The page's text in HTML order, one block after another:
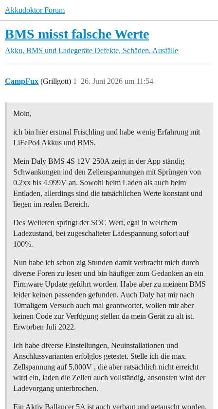
Akkudoktor Forum
BMS misst falsche Werte
Akku, BMS und Ladegeräte Defekte, Schäden, Ausfälle
CampFux (Grillgott) 26. Juni 2026 um 11:54
1
Moin,
ich bin hier erstmal Frischling und habe wenig Erfahrung mit
LiFePo4 Akkus und BMS.
Mein Daly BMS 4S 12V 250A zeigt in der App ständig
Schwankungen ind den Zellenspannungen mit Sprüngen von
0.2xx bis 4.999V an. Sowohl beim Laden als auch beim
Entladen, allerdings sind die tatsächlichen Werte konstant und
liegen im realen Bereich.
Des Weiteren springt der SOC Wert, egal in welchem
Ladezustand, bei zugeschalteter Ladespannung sofort auf
100%.
Nun habe ich schon zig Stunden damit verbracht mich durch
diverse Foren zu lesen und bin häufiger zum Gedanken an ein
Firmware Update geführt worden. Habe aber zu meinem BMS
leider keinen passenden gefunden. Auch Daly hat mir nach
10maligem Versuch auch mal geantwortet, wollen mir aber
keinen Code zur Verfügung stellen da mein Gerät zu alt ist.
Erworben Juli 2022.
Ich habe diverse Einstellungen, Neuinstallationen und
Anschlussvarianten erfolglos getestet. Stelle ich die max.
Zellspannung auf 5,000V , die aber ratsächlich nicht erreicht
wird ein, laden die Zellen auch vollständig, ansonsten wird der
Ladevorgang unterbrochen.
Ein Aktiv Ballancer 5A ist auch verbaut und getauscht worden.